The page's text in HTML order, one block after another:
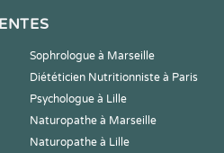
Sophrologue à Marseille
Diététicien Nutritionniste à Paris
Psychologue à Lille
Naturopathe à Marseille
Naturopathe à Lille